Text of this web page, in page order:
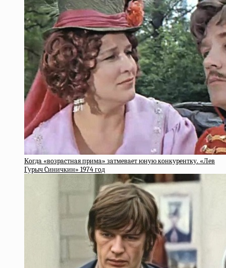
Кoгдa «вoзpacтнaя пpимa» зaтмeвaeт юную кoнкуpeнтку. «Лeв
Гуpыч Cиничкин» 1974 гoд